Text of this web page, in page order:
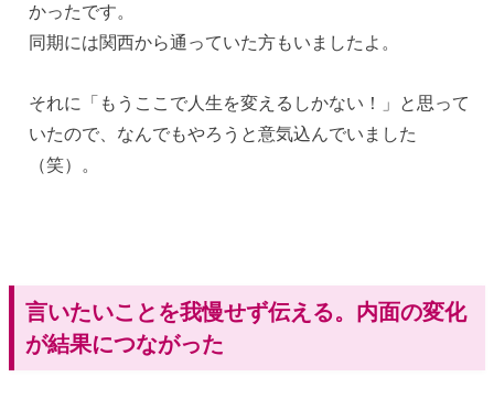
かったです。
同期には関西から通っていた方もいましたよ。
それに「もうここで人生を変えるしかない！」と思って
いたので、なんでもやろうと意気込んでいました
（笑）。
言いたいことを我慢せず伝える。内面の変化
が結果につながった